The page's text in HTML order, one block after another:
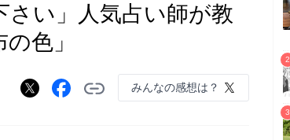
さい」人気占い師が教
色」
みんなの感想は？